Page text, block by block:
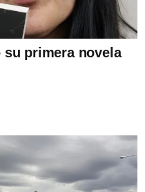
primera novela